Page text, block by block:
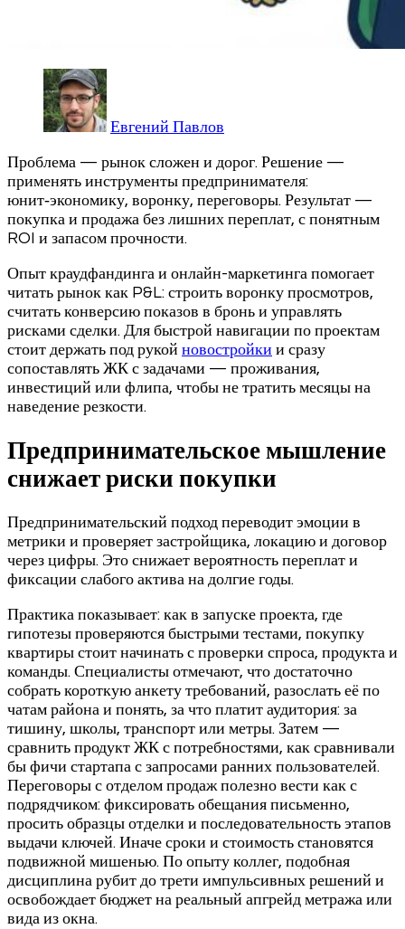
Евгений Павлов
Проблема — рынок сложен и дорог. Решение —
применять инструменты предпринимателя:
юнит‑экономику, воронку, переговоры. Результат —
покупка и продажа без лишних переплат, с понятным
ROI и запасом прочности.
Опыт краудфандинга и онлайн-маркетинга помогает
читать рынок как P&L: строить воронку просмотров,
считать конверсию показов в бронь и управлять
рисками сделки. Для быстрой навигации по проектам
стоит держать под рукой новостройки и сразу
сопоставлять ЖК с задачами — проживания,
инвестиций или флипа, чтобы не тратить месяцы на
наведение резкости.
Предпринимательское мышление
снижает риски покупки
Предпринимательский подход переводит эмоции в
метрики и проверяет застройщика, локацию и договор
через цифры. Это снижает вероятность переплат и
фиксации слабого актива на долгие годы.
Практика показывает: как в запуске проекта, где
гипотезы проверяются быстрыми тестами, покупку
квартиры стоит начинать с проверки спроса, продукта и
команды. Специалисты отмечают, что достаточно
собрать короткую анкету требований, разослать её по
чатам района и понять, за что платит аудитория: за
тишину, школы, транспорт или метры. Затем —
сравнить продукт ЖК с потребностями, как сравнивали
бы фичи стартапа с запросами ранних пользователей.
Переговоры с отделом продаж полезно вести как с
подрядчиком: фиксировать обещания письменно,
просить образцы отделки и последовательность этапов
выдачи ключей. Иначе сроки и стоимость становятся
подвижной мишенью. По опыту коллег, подобная
дисциплина рубит до трети импульсивных решений и
освобождает бюджет на реальный апгрейд метража или
вида из окна.